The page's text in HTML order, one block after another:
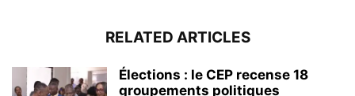
RELATED ARTICLES
Élections : le CEP recense 18
groupements politiques